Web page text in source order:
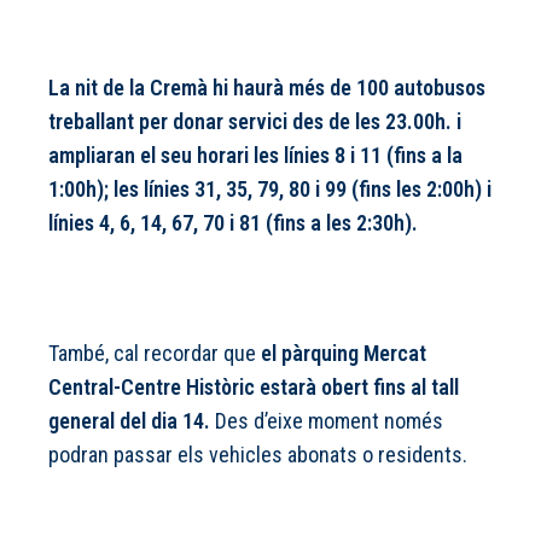
La nit de la Cremà hi haurà més de 100 autobusos
treballant per donar servici des de les 23.00h. i
ampliaran el seu horari les línies 8 i 11 (fins a la
1:00h); les línies 31, 35, 79, 80 i 99 (fins les 2:00h) i
línies 4, 6, 14, 67, 70 i 81 (fins a les 2:30h).
També, cal recordar que el pàrquing Mercat
Central-Centre Històric estarà obert fins al tall
general del dia 14. Des d’eixe moment només
podran passar els vehicles abonats o residents.